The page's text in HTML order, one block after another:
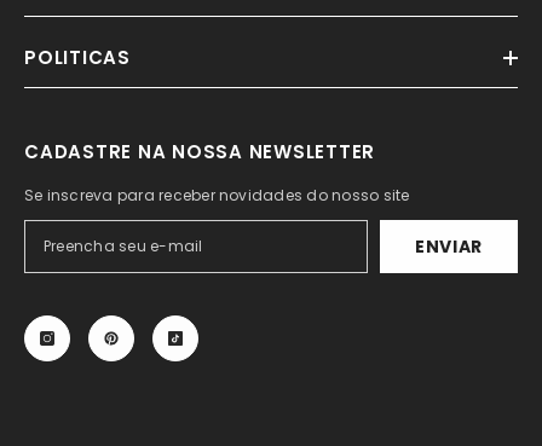
POLITICAS
CADASTRE NA NOSSA NEWSLETTER
Se inscreva para receber novidades do nosso site
ENVIAR